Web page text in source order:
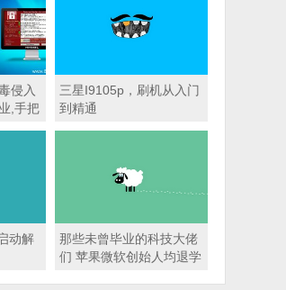
侵入
,手把
三星I9105p，刷机从入门
到精通
动解
那些未曾毕业的科技大佬
们 苹果微软创始人均退学